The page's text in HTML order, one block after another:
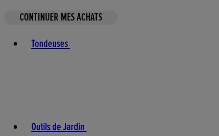
CONTINUER MES ACHATS
Tondeuses
Outils de Jardin